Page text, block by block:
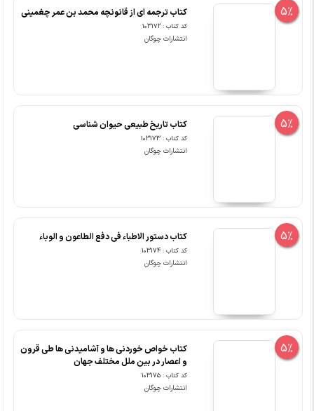
5% کتاب ترجمه ای از قانونچه محمد بن عمر چغمینی
کد کتاب : 103172
انتشارات چوگان
5% کتاب تاریخ طبیعی حیوان شناسی
کد کتاب : 103173
انتشارات چوگان
5% کتاب دستور الاطباء فی دفع الطاعون و الوباء
کد کتاب : 103174
انتشارات چوگان
5%
کتاب خواص خوردنی ها و آشامیدنی ها طی قرون
و اعصار در بین ملل مختلف جهان
کد کتاب : 103175
انتشارات چوگان